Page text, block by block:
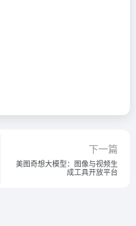
下一篇
美图奇想大模型：图像与视频生
成工具开放平台